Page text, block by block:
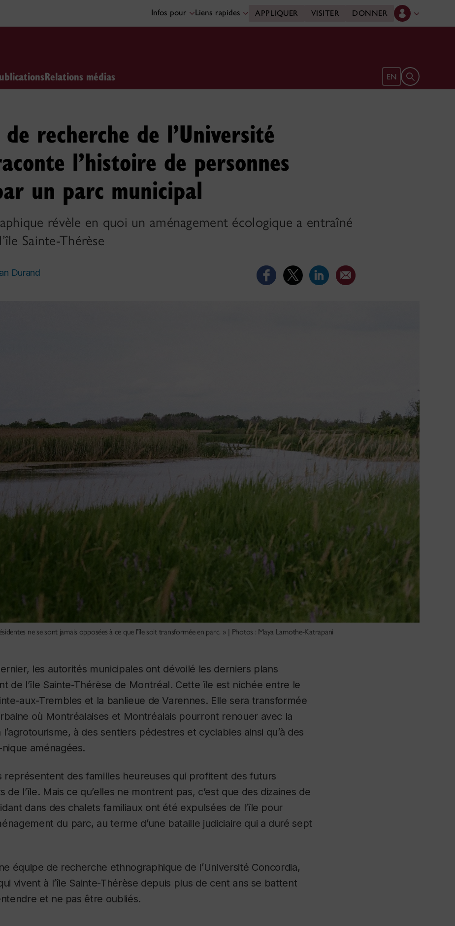
Infos pour Liens rapides APPLIQUER VISITER DONNER
Relations médias EN Ouvrir le
recherche de l’Université
l’histoire de personnes
un parc municipal
révèle en quoi un aménagement écologique a entraîné
Sainte-Thérèse
Durand
ne se sont jamais opposées à ce que l’île soit transformée en parc. » | Photos : Maya Lamothe-Katrapani
les autorités municipales ont dévoilé les derniers plans
de l’île Sainte-Thérèse de Montréal. Cette île est nichée entre le
aux-Trembles et la banlieue de Varennes. Elle sera transformée
où Montréalaises et Montréalais pourront renouer avec la
à des sentiers pédestres et cyclables ainsi qu’à des
aménagées.
représentent des familles heureuses qui profitent des futurs
de l’île. Mais ce qu’elles ne montrent pas, c’est que des dizaines de
dans des chalets familiaux ont été expulsées de l’île pour
du parc, au terme d’une bataille judiciaire qui a duré sept
équipe de recherche ethnographique de l’Université Concordia,
vivent à l’île Sainte-Thérèse depuis plus de cent ans se battent
et ne pas être oubliés.